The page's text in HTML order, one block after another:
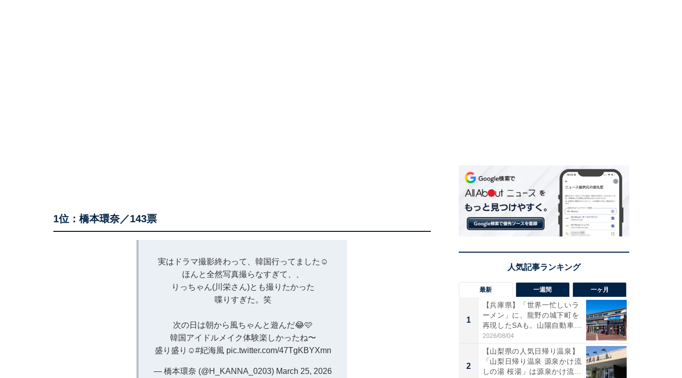
1位：橋本環奈／143票
実はドラマ撮影終わって、韓国行ってました☺️
ほんと全然写真撮らなすぎて、、
りっちゃん(川栄さん)とも撮りたかった
喋りすぎた。笑
次の日は朝から風ちゃんと遊んだ😂🩷
韓国アイドルメイク体験楽しかったね〜
盛り盛り☺️#妃海風 pic.twitter.com/47TgKBYXmn
— 橋本環奈 (@H_KANNA_0203) March 25, 2026
最新 一週間 一ヶ月
1
【兵庫県】「世界一忙しいラ
ーメン」に、龍野の城下町を
再現したSAも。山陽自動車
道...
2026/08/04
2
【山梨県の人気日帰り温泉】
「山梨日帰り温泉 源泉かけ流
しの湯 桜湯」は源泉かけ流...